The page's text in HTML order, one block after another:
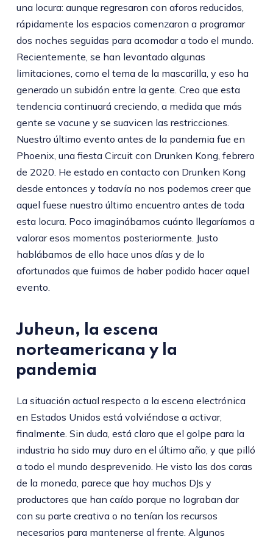
una locura: aunque regresaron con aforos reducidos,
rápidamente los espacios comenzaron a programar
dos noches seguidas para acomodar a todo el mundo.
Recientemente, se han levantado algunas
limitaciones, como el tema de la mascarilla, y eso ha
generado un subidón entre la gente. Creo que esta
tendencia continuará creciendo, a medida que más
gente se vacune y se suavicen las restricciones.
Nuestro último evento antes de la pandemia fue en
Phoenix, una fiesta Circuit con Drunken Kong, febrero
de 2020. He estado en contacto con Drunken Kong
desde entonces y todavía no nos podemos creer que
aquel fuese nuestro último encuentro antes de toda
esta locura. Poco imaginábamos cuánto llegaríamos a
valorar esos momentos posteriormente. Justo
hablábamos de ello hace unos días y de lo
afortunados que fuimos de haber podido hacer aquel
evento.
Juheun, la escena
norteamericana y la
pandemia
La situación actual respecto a la escena electrónica
en Estados Unidos está volviéndose a activar,
finalmente. Sin duda, está claro que el golpe para la
industria ha sido muy duro en el último año, y que pilló
a todo el mundo desprevenido. He visto las dos caras
de la moneda, parece que hay muchos DJs y
productores que han caído porque no lograban dar
con su parte creativa o no tenían los recursos
necesarios para mantenerse al frente. Algunos